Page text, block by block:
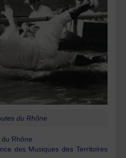
du Rhône
Rhône
des Musiques des Territoires